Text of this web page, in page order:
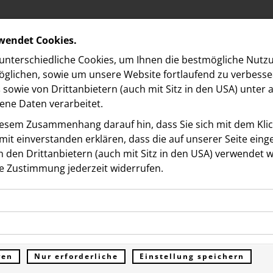
Bio
BIO
Cookies.
Cookies, um Ihnen die best­mögliche
sowie um unsere Website fortlaufend zu
von Drittanbietern (auch mit Sitz in den USA) unter
Daten verarbeitet.
Zusammenhang darauf hin, dass Sie sich mit dem
ein­ver­standen erklären, dass die auf unserer Seite
den Drittanbietern (auch mit Sitz in den USA) verwendet
Zustimmung jederzeit widerrufen.
ermöglichen grundlegende Funktionen und sind für
der Website erforderlich. Diese Cookies
Daten und werden an keine Dritten übermittelt.
erfassen Informationen anonym. Diese Informationen
unsere Besucher unsere Website nutzen.
Nur erforderliche Einstellung speichern